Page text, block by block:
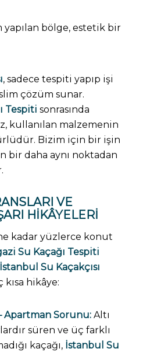
yapılan bölge, estetik bir
, sadece tespiti yapıp işi
çözüm sunar.
Tespiti sonrasında
kullanılan malzemenin
Bizim için bir işin
bir daha aynı noktadan
VE
HIKÂYELERI
kadar yüzlerce konut
Su Kaçağı Tespiti
İstanbul Su Kaçakçısı
kısa hikâye:
Apartman Sorunu:Altı
süren ve üç farklı
kaçağı, İstanbul Su